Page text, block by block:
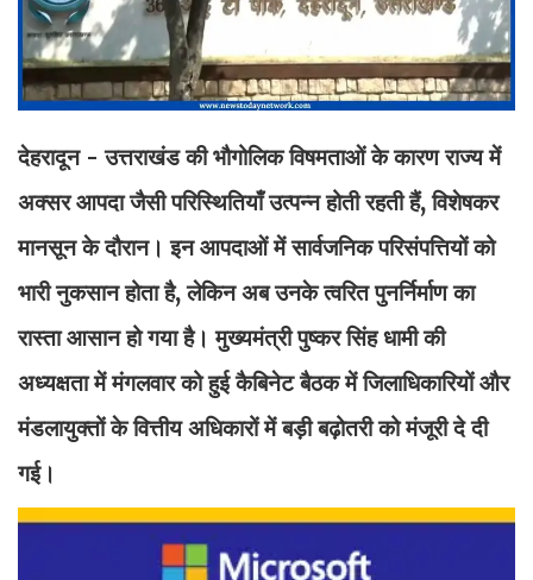
देहरादून - उत्तराखंड की भौगोलिक विषमताओं के कारण राज्य में
अक्सर आपदा जैसी परिस्थितियाँ उत्पन्न होती रहती हैं, विशेषकर
मानसून के दौरान। इन आपदाओं में सार्वजनिक परिसंपत्तियों को
भारी नुकसान होता है, लेकिन अब उनके त्वरित पुनर्निर्माण का
रास्ता आसान हो गया है। मुख्यमंत्री पुष्कर सिंह धामी की
अध्यक्षता में मंगलवार को हुई कैबिनेट बैठक में जिलाधिकारियों और
मंडलायुक्तों के वित्तीय अधिकारों में बड़ी बढ़ोतरी को मंजूरी दे दी
गई।